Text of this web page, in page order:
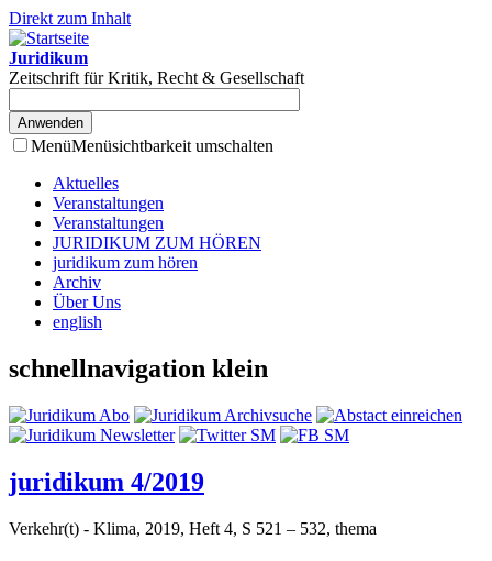
Direkt zum Inhalt
Juridikum
Zeitschrift für Kritik, Recht & Gesellschaft
MenüMenüsichtbarkeit umschalten
Aktuelles
Veranstaltungen
Veranstaltungen
JURIDIKUM ZUM HÖREN
juridikum zum hören
Archiv
Über Uns
english
schnellnavigation klein
juridikum 4/2019
Verkehr(t) - Klima, 2019, Heft 4, S 521 – 532, thema